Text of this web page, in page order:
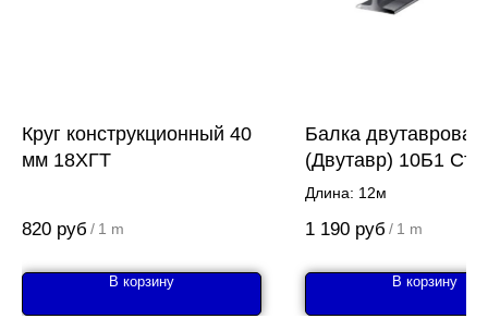
Круг конструкционный 40
мм 18ХГТ
820 руб / 1 m
В корзину
Балка двутавровая
(Двутавр) 10Б1 Ст3
Длина: 12м
1 190 руб / 1 m
В корзину